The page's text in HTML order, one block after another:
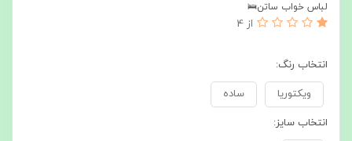
لباس خواب ساتن🛌
از 4
انتخاب رنگ:
ویکتوریا ساده
انتخاب سایز: